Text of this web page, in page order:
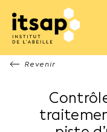
Revenir